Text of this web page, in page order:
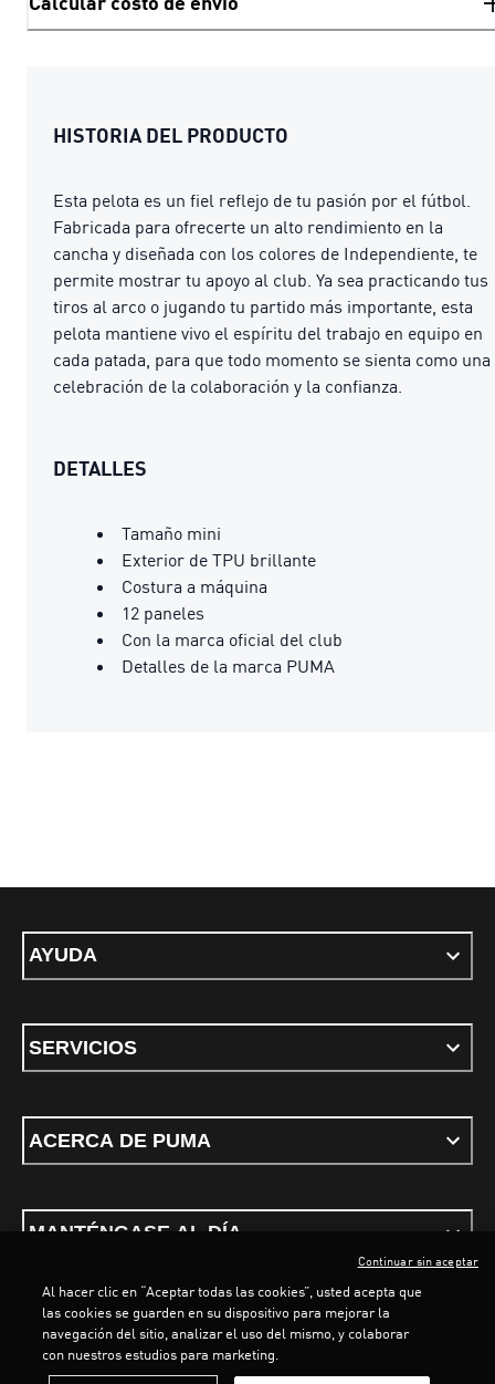
LOADING...
HISTORIA DEL PRODUCTO
Esta pelota es un fiel reflejo de tu pasión por el fútbol.
Fabricada para ofrecerte un alto rendimiento en la
cancha y diseñada con los colores de Independiente, te
permite mostrar tu apoyo al club. Ya sea practicando tus
tiros al arco o jugando tu partido más importante, esta
pelota mantiene vivo el espíritu del trabajo en equipo en
cada patada, para que todo momento se sienta como una
celebración de la colaboración y la confianza.
DETALLES
Tamaño mini
Exterior de TPU brillante
Costura a máquina
12 paneles
Con la marca oficial del club
Detalles de la marca PUMA
AYUDA
SERVICIOS
ACERCA DE PUMA
MANTÉNGASE AL DÍA
Términos y CondicionesPolítica de privacidad
Al hacer clic en “Aceptar todas las cookies”, usted acepta que
las cookies se guarden en su dispositivo para mejorar la
navegación del sitio, analizar el uso del mismo, y colaborar
con nuestros estudios para marketing.
Continuar sin aceptar